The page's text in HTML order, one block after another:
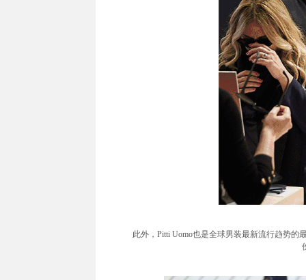
此外，Pitti Uomo也是全球男装最新流行趋势